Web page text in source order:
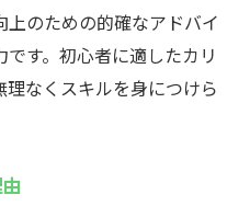
？
た指導方針
重視のレッスン
のための的確なアドバイ
す。初心者に適したカリ
なくスキルを身につけら